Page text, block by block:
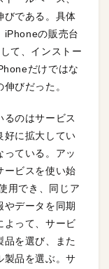
びである。具体
iPhoneの販売台
て、インストー
だけではな
びだった。
るのはサービス
好に拡大してい
ている。アッ
ービスを使い始
用でき、同じア
やデータを同期
よって、サービ
品を選び、また
製品を選ぶ。サ